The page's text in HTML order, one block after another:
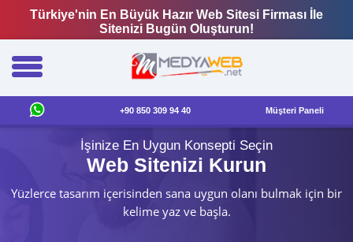
Türkiye'nin En Büyük Hazır Web Sitesi Firması İle
Sitenizi Bugün Oluşturun!
+90 850 309 94 40 Müşteri Paneli
İşinize En Uygun Konsepti Seçin
Web Sitenizi Kurun
Yüzlerce tasarım içerisinden sana uygun olanı bulmak için bir
kelime yaz ve başla.